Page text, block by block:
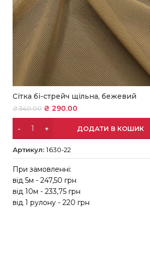
Сітка бі-стрейч щільна, бежевий
₴340.00 ₴ 290.00
ДОДАТИ В КОШИК
Артикул:1630-22
При замовленні:
від 5м - 247,50 грн
від 10м - 233,75 грн
від 1 рулону - 220 грн